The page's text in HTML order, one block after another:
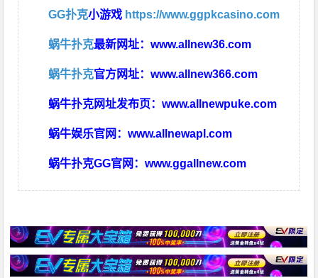
GG扑克小游戏 https://www.ggpkcasino.com
蜗牛扑克最新网址：www.allnew36.com
蜗牛扑克官方网址：www.allnew366.com
蜗牛扑克网址发布页：www.allnewpuke.com
蜗牛娱乐官网：www.allnewapl.com
蜗牛扑克GG官网：www.ggallnew.com